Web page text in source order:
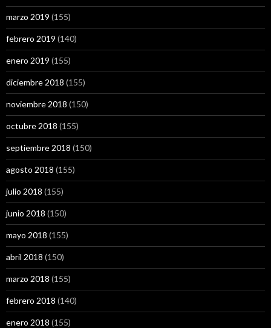
marzo 2019 (155)
febrero 2019 (140)
enero 2019 (155)
diciembre 2018 (155)
noviembre 2018 (150)
octubre 2018 (155)
septiembre 2018 (150)
agosto 2018 (155)
julio 2018 (155)
junio 2018 (150)
mayo 2018 (155)
abril 2018 (150)
marzo 2018 (155)
febrero 2018 (140)
enero 2018 (155)